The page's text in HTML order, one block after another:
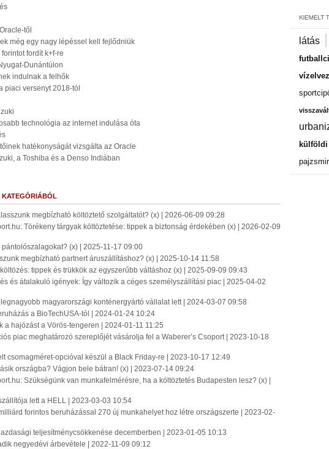
től
még egy nagy lépéssel kell fejlődniük
fordít k+f-re
Dunántúlon
indulnak a felhők
piaci versenyt 2018-tól
technológia az internet indulása óta
hatékonyságát vizsgálta az Oracle
a Toshiba és a Denso Indiában
megbízható költöztető szolgáltatót? (x) | 2026-06-09 09:28
Törékeny tárgyak költöztetése: tippek a biztonság érdekében (x) | 2026-02-09
(x) | 2025-11-17 09:00
megbízható partnert áruszállításhoz? (x) | 2025-10-14 11:58
tippek és trükkök az egyszerűbb váltáshoz (x) | 2025-09-09 09:43
és átalakuló igények: Így változik a céges személyszállítási piac | 2025-04-02
legnagyobb magyarországi konténergyártó vállalat lett | 2024-03-07 09:58
a BioTechUSA-tól | 2024-01-24 10:24
a hajózást a Vörös-tengeren | 2024-01-11 11:25
piac meghatározó szereplőjét vásárolja fel a Waberer’s Csoport | 2023-10-18
csomagméret-opcióval készül a Black Friday-re | 2023-10-17 12:49
országba? Vágjon bele bátran! (x) | 2023-07-14 09:24
Szükségünk van munkafelmérésre, ha a költöztetés Budapesten lesz? (x) |
lett a HELL | 2023-03-03 10:54
forintos beruházással 270 új munkahelyet hoz létre országszerte | 2023-02-
teljesítménycsökkenése decemberben | 2023-01-05 10:13
negyedévi árbevétele | 2022-11-09 09:12
látás |